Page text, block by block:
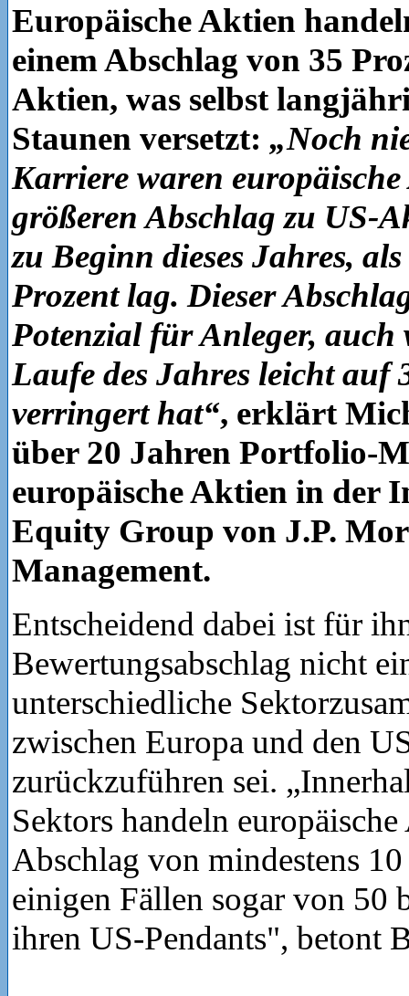
Europäische Aktien
einem Abschlag von 35
Aktien, was selbst
Staunen versetzt: „Noch
Karriere waren
größeren Abschlag zu US-
zu Beginn dieses Jahres,
Prozent lag. Dieser
Potenzial für Anleger, auch
Laufe des Jahres leicht auf
verringert hat“, erklärt
über 20 Jahren Portfolio-
europäische Aktien in der
Equity Group von J.P.
Management.
Entscheidend dabei ist für
Bewertungsabschlag nicht
unterschiedliche
zwischen Europa und den
zurückzuführen sei.
Sektors handeln
Abschlag von mindestens
einigen Fällen sogar von 50
ihren US-Pendants", betont